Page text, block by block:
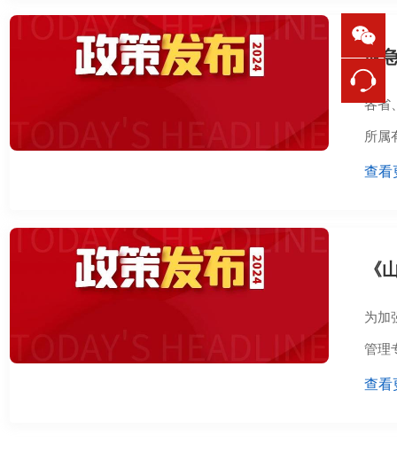
应
各省
所属
查看
《
为加
管理
查看